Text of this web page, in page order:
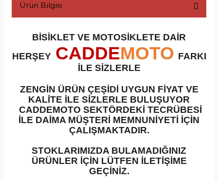
Ürün Bilgisi
BİSİKLET VE MOTOSİKLETE DAİR
HERŞEY CADDEMOTO FARKI
İLE SİZLERLE
ZENGİN ÜRÜN ÇEŞİDİ UYGUN FİYAT VE
KALİTE İLE SİZLERLE BULUŞUYOR
CADDEMOTO SEKTÖRDEKİ TECRÜBESİ
İLE DAİMA MÜŞTERİ MEMNUNİYETİ İÇİN
ÇALIŞMAKTADIR.
STOKLARIMIZDA BULAMADIĞINIZ
ÜRÜNLER İÇİN LÜTFEN İLETİŞİME
GEÇİNİZ.